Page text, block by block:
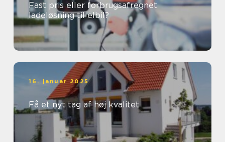
Fast pris eller forbrugsafregnet
ladeløsning til elbil?
16. januar 2025
Få et nyt tag af høj kvalitet